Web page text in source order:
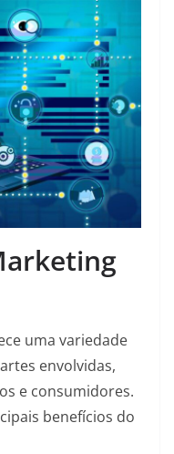
uma variedade
envolvidas,
e consumidores.
benefícios do